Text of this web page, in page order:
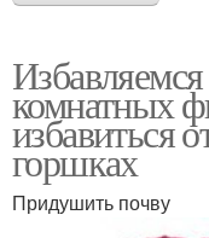
комнатных
избавиться
горшках
Придушить почву